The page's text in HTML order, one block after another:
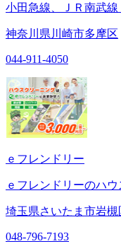
小田急線、ＪＲ南武
神奈川県川崎市多摩区
044-911-4050
ｅフレンドリー
ｅフレンドリーのハ
埼玉県さいたま市岩槻
048-796-7193